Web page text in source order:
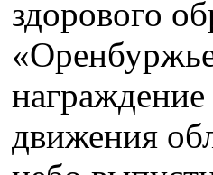
здорового
движения